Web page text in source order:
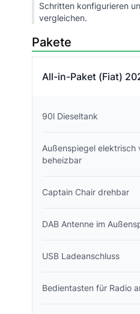
Schritten konfigurieren
vergleichen.
Pakete
All-in-Paket (Fiat)
90l Dieseltank
Außenspiegel elektrisch
beheizbar
Captain Chair drehbar
DAB Antenne im
USB Ladeanschluss
Bedientasten für Radio